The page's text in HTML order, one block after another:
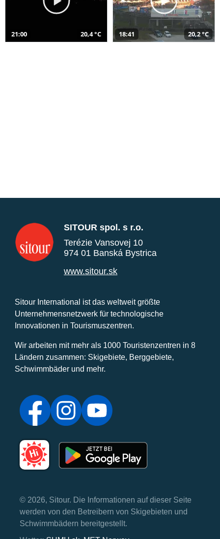
21:00 20,4 °C 18:41 20,2 °C
SITOUR spol. s r.o.
Terézie Vansovej 10
974 01 Banská Bystrica
www.sitour.sk
Sitour International ist das weltweit größte
Unternehmensnetzwerk für technologische
Innovationen in Tourismuszentren.
Wir arbeiten mit mehr als 1000 Touristenzentren in 8
Ländern zusammen: Skigebiete, Berggebiete,
Schwimmbäder und mehr.
© 2026, Sitour. Die Informationen auf dieser Seite
werden von den Betreibern von Skigebieten und
Schwimmbädern bereitgestellt.